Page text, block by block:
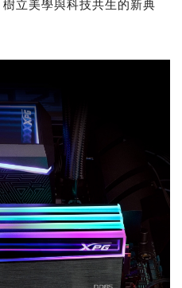
立美學與科技共生的新典